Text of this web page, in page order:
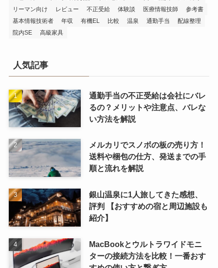
資格・スキル (10)
34WL750-B 34WN750-B Amazonプライム anker
CCNA
Fissler
FlexiSpot ITIL
PCデスク
Smartモニター Type-C WALL
エルゴトロン
エンボディチェア
クラムシェル ゲーミング
ゲーミングPC
コアラマットレス
サウンドバー サンワダイレクト
リーマン向け
レビュー 不正受給 体験談 医療情報技師
参考書
基本情報技術者
年収 有機EL 比較 温泉 通勤手当
配線整理
院内SE
高級家具
人気記事
るの？メリットや注意点、バレな
い方法を解説